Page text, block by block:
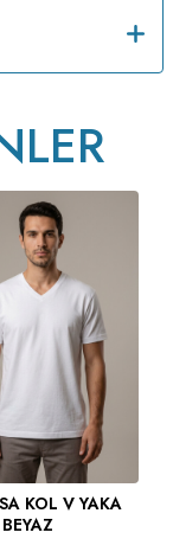
KOL V YAKA